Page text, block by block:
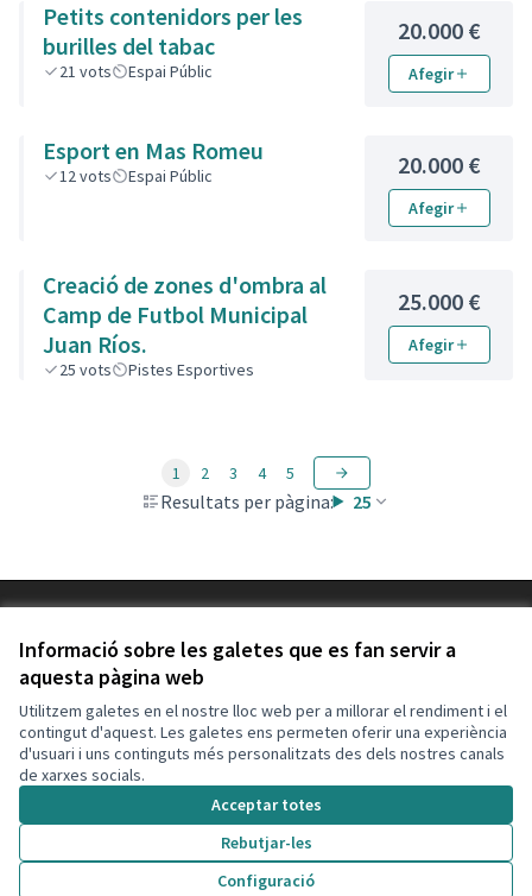
Informació sobre les galetes que es fan servir a
aquesta pàgina web
Utilitzem galetes en el nostre lloc web per a millorar el rendiment i el
contingut d'aquest. Les galetes ens permeten oferir una experiència
d'usuari i uns continguts més personalitzats des dels nostres canals
de xarxes socials.
Acceptar totes
Rebutjar-les
Configuració
Petits contenidors per les
burilles del tabac
21 vots Espai Públic
20.000 €
Afegir
Esport en Mas Romeu
12vots Espai Públic 20.000 €
Afegir
Creació de zones d'ombra al
Camp de Futbol Municipal
Juan Ríos.
25 vots Pistes Esportives
25.000 €
Afegir
Resultats per pàgina: 25
1 2 3 4 5
Configuració de les galetes
Decidim Calafell a X
(Enllaç extern)
Decidim Calafell a Facebook
(Enllaç extern)
Decidim Calafell a YouTube
(Enllaç extern)
Decidim Calafell a GitHub
(Enllaç extern)
(Enllaç extern)programari lliure
(Enllaç extern)
.